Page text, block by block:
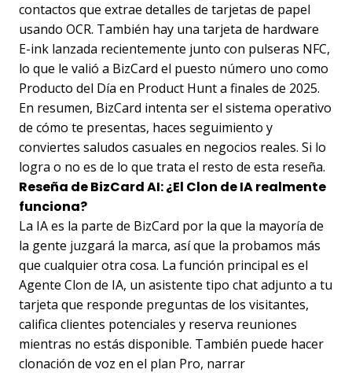
contactos que extrae detalles de tarjetas de papel
usando OCR. También hay una tarjeta de hardware
E-ink lanzada recientemente junto con pulseras NFC,
lo que le valió a BizCard el puesto número uno como
Producto del Día en Product Hunt a finales de 2025.
En resumen, BizCard intenta ser el sistema operativo
de cómo te presentas, haces seguimiento y
conviertes saludos casuales en negocios reales. Si lo
logra o no es de lo que trata el resto de esta reseña.
Reseña de BizCard AI: ¿El Clon de IA realmente
funciona?
La IA es la parte de BizCard por la que la mayoría de
la gente juzgará la marca, así que la probamos más
que cualquier otra cosa. La función principal es el
Agente Clon de IA, un asistente tipo chat adjunto a tu
tarjeta que responde preguntas de los visitantes,
califica clientes potenciales y reserva reuniones
mientras no estás disponible. También puede hacer
clonación de voz en el plan Pro, narrar